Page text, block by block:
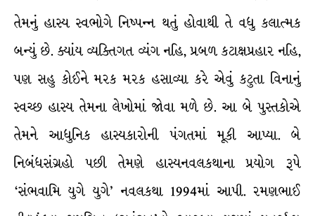
તેમનું હાસ્ય સ્વભોગે નિષ્પન્ન થતું હોવાથી તે વધુ કલાત્મક
બન્યું છે. ક્યાંય વ્યક્તિગત વ્યંગ નહિ, પ્રબળ કટાક્ષપ્રહાર નહિ,
પણ સહુ કોઈને મરક મરક હસાવ્યા કરે એવું કટુતા વિનાનું
સ્વચ્છ હાસ્ય તેમના લેખોમાં જોવા મળે છે. આ બે પુસ્તકોએ
તેમને આધુનિક હાસ્યકારોની પંગતમાં મૂકી આપ્યા. બે
નિબંધસંગ્રહો પછી તેમણે હાસ્યનવલકથાના પ્રયોગ રૂપે
‘સંભવામિ યુગે યુગે’ નવલકથા 1994માં આપી. રમણભાઈ